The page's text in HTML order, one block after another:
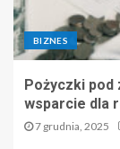
BIZNES
Pożyczki pod
wsparcie dla
7 grudnia, 2025